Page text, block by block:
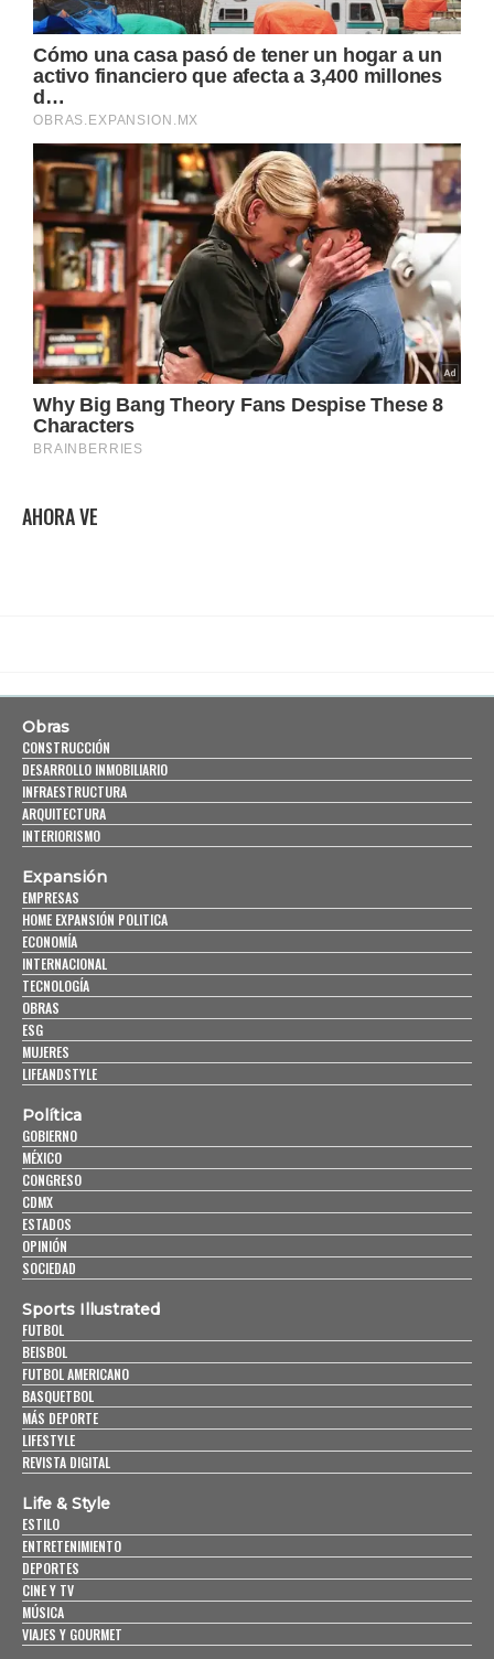
AHORA VE
Obras
CONSTRUCCIÓN
DESARROLLO INMOBILIARIO
INFRAESTRUCTURA
ARQUITECTURA
INTERIORISMO
Expansión
EMPRESAS
HOME EXPANSIÓN POLITICA
ECONOMÍA
INTERNACIONAL
TECNOLOGÍA
OBRAS
ESG
MUJERES
LIFEANDSTYLE
Política
GOBIERNO
MÉXICO
CONGRESO
CDMX
ESTADOS
OPINIÓN
SOCIEDAD
Sports Illustrated
FUTBOL
BEISBOL
FUTBOL AMERICANO
BASQUETBOL
MÁS DEPORTE
LIFESTYLE
REVISTA DIGITAL
Life & Style
ESTILO
ENTRETENIMIENTO
DEPORTES
CINE Y TV
MÚSICA
VIAJES Y GOURMET